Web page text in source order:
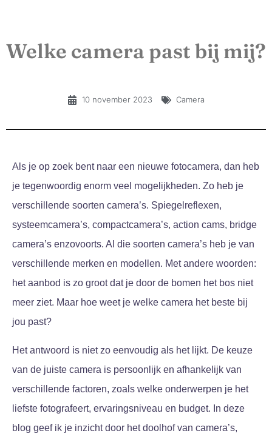
Welke camera past bij mij?
10 november 2023 Camera
Als je op zoek bent naar een nieuwe fotocamera, dan heb
je tegenwoordig enorm veel mogelijkheden. Zo heb je
verschillende soorten camera’s. Spiegelreflexen,
systeemcamera’s, compactcamera’s, action cams, bridge
camera’s enzovoorts. Al die soorten camera’s heb je van
verschillende merken en modellen. Met andere woorden:
het aanbod is zo groot dat je door de bomen het bos niet
meer ziet. Maar hoe weet je welke camera het beste bij
jou past?
Het antwoord is niet zo eenvoudig als het lijkt. De keuze
van de juiste camera is persoonlijk en afhankelijk van
verschillende factoren, zoals welke onderwerpen je het
liefste fotografeert, ervaringsniveau en budget. In deze
blog geef ik je inzicht door het doolhof van camera’s,